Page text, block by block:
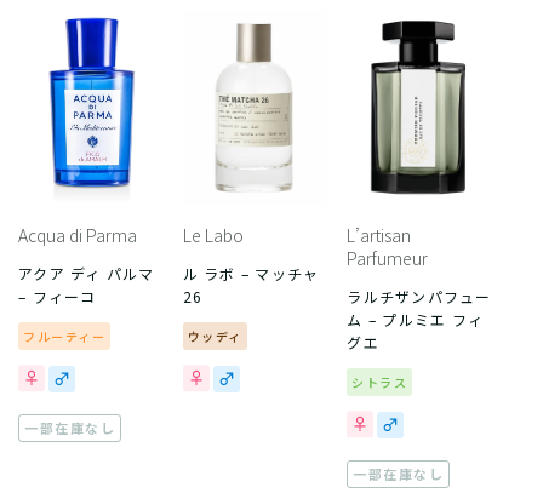
Acqua di Parma
アクア ディ パルマ
– フィーコ
フルーティー
一部在庫なし
Le Labo
ル ラボ – マッチャ
26
ウッディ
L’artisan
Parfumeur
ラルチザンパフュー
ム – プルミエ フィ
グエ
シトラス
一部在庫なし